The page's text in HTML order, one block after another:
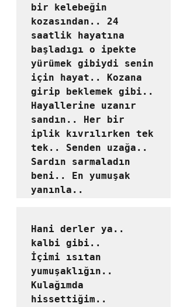
bir kelebeğin
kozasından.. 24
saatlik hayatına
başladıgı o ipekte
yürümek gibiydi senin
için hayat.. Kozana
girip beklemek gibi..
Hayallerine uzanır
sandın.. Her bir
iplik kıvrılırken tek
tek.. Senden uzağa..
Sardın sarmaladın
beni.. En yumuşak
yanınla..
Hani derler ya..
kalbi gibi..
İçimi ısıtan
yumuşaklığın..
Kulağımda
hissettiğim..